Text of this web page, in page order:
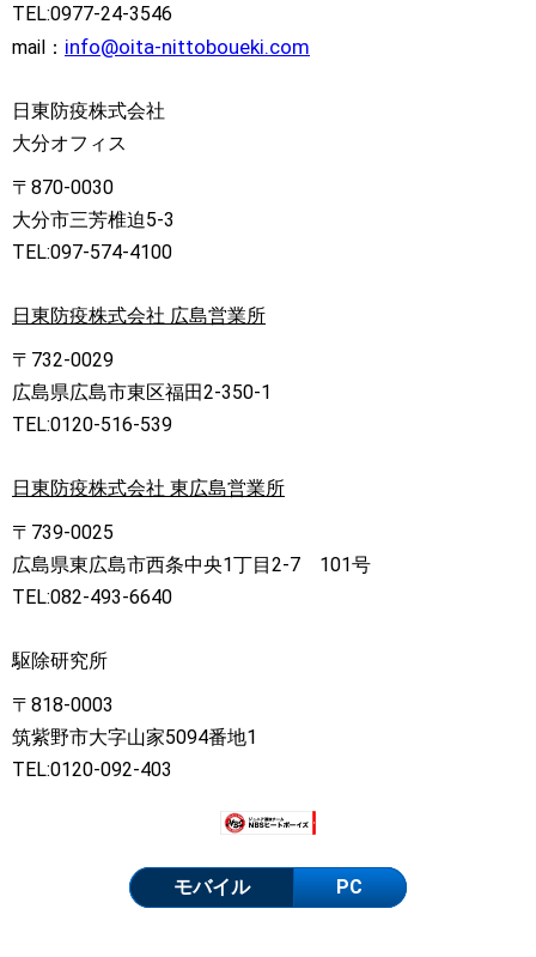
TEL:0977-24-3546
mail： info@oita-nittoboueki.com
日東防疫株式会社
大分オフィス
〒870-0030
大分市三芳椎迫5-3
TEL:097-574-4100
日東防疫株式会社 広島営業所
〒732-0029
広島県広島市東区福田2-350-1
TEL:0120-516-539
日東防疫株式会社 東広島営業所
〒739-0025
広島県東広島市西条中央1丁目2-7 101号
TEL:082-493-6640
駆除研究所
〒818-0003
筑紫野市大字山家5094番地1
TEL:0120-092-403
モバイル PC